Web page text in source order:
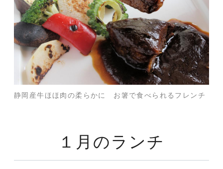
静岡産牛ほほ肉の柔らかに お箸で食べられるフレンチ
１月のランチ